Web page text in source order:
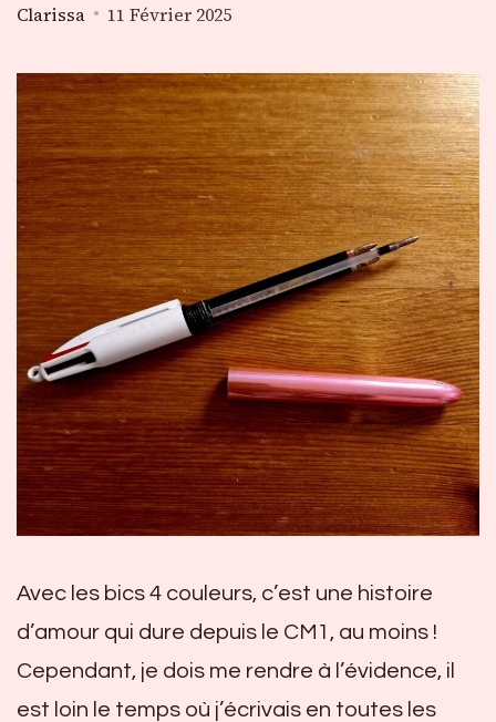
Clarissa 11 Février 2025
Avec les bics 4 couleurs, c’est une histoire
d’amour qui dure depuis le CM1, au moins !
Cependant, je dois me rendre à l’évidence, il
est loin le temps où j’écrivais en toutes les